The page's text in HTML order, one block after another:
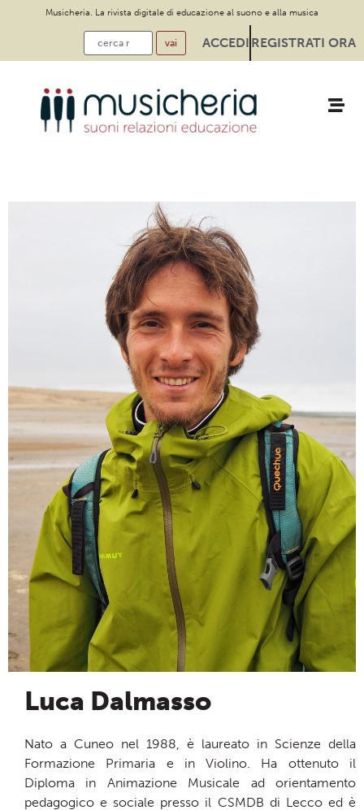
Musicheria. La rivista digitale di educazione al suono e alla musica
ACCEDI REGISTRATI ORA
Luca Dalmasso
Nato a Cuneo nel 1988, è laureato in Scienze della
Formazione Primaria e in Violino. Ha ottenuto il
Diploma in Animazione Musicale ad orientamento
pedagogico e sociale presso il CSMDB di Lecco ed è